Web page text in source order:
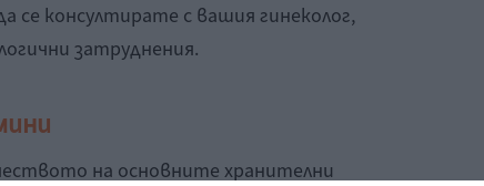
консултирате с вашия гинеколог,
затруднения.
на основните хранителни